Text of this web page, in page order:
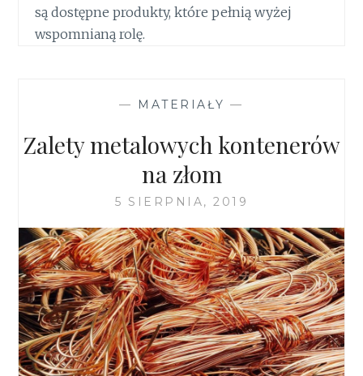
są dostępne produkty, które pełnią wyżej
wspomnianą rolę.
— MATERIAŁY —
Zalety metalowych kontenerów
na złom
5 SIERPNIA, 2019